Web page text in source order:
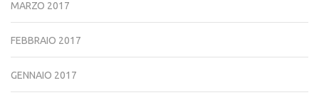
MARZO 2017
FEBBRAIO 2017
GENNAIO 2017